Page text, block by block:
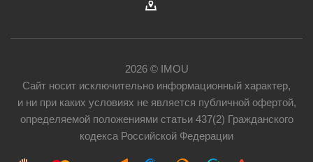
2026 © IMOU
Сайт носит исключительно информационный характер,
и ни при каких условиях не является публичной офертой,
определяемой положениями статьи 437(2) Гражданского
кодекса Российской Федерации